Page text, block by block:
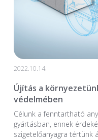
2022.10.14.
Újítás a
védelmében
Célunk a fenntartható
gyártásban, ennek
szigetelőanyagra tértünk